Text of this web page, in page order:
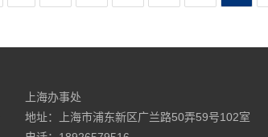
上海办事处
地址：上海市浦东新区广兰路50弄59号102室